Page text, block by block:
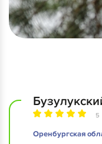
5
Оренбургская